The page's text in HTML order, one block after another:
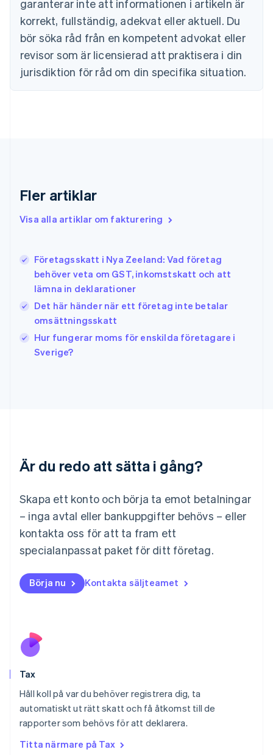
garanterar inte att informationen i artikeln är
korrekt, fullständig, adekvat eller aktuell. Du
bör söka råd från en kompetent advokat eller
revisor som är licensierad att praktisera i din
jurisdiktion för råd om din specifika situation.
Fler artiklar
Visa alla artiklar om fakturering
Företagsskatt i Nya Zeeland: Vad företag
behöver veta om GST, inkomstskatt och att
lämna in deklarationer
Det här händer när ett företag inte betalar
omsättningsskatt
Hur fungerar moms för enskilda företagare i
Sverige?
Är du redo att sätta i gång?
Skapa ett konto och börja ta emot betalningar
– inga avtal eller bankuppgifter behövs – eller
kontakta oss för att ta fram ett
specialanpassat paket för ditt företag.
Börja nu Kontakta säljteamet
Tax
Håll koll på var du behöver registrera dig, ta
automatiskt ut rätt skatt och få åtkomst till de
rapporter som behövs för att deklarera.
Titta närmare på Tax
Danmark
English
English
Fastlandskina
简体中文 English
Finland
EnglishSvenska
English
English简体中文
Irland
Italien
Italiano English
Japan
日本語 English
EnglishFrançais
Kroatien
FrançaisDeutschEnglish
Malta
English
Mexiko
Español English
Nederländerna
Norge
English
English
Portugal
Schweiz
DeutschFrançaisItalianoEnglish
Singapore
Slovakien